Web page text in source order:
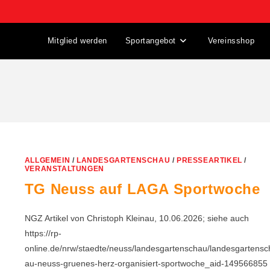
Mitglied werden Sportangebot Vereinsshop
ALLGEMEIN / LANDESGARTENSCHAU / PRESSEARTIKEL /
VERANSTALTUNGEN
TG Neuss auf LAGA Sportwoche
NGZ Artikel von Christoph Kleinau, 10.06.2026; siehe auch
https://rp-
online.de/nrw/staedte/neuss/landesgartenschau/
au-neuss-gruenes-herz-organisiert-sportwoche_aid-149566855